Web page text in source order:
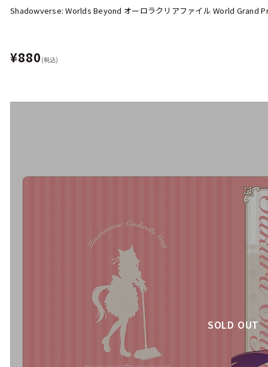
Shadowverse: Worlds Beyond オーロラクリアファイル World Grand
¥880 (税込)
SOLD OUT